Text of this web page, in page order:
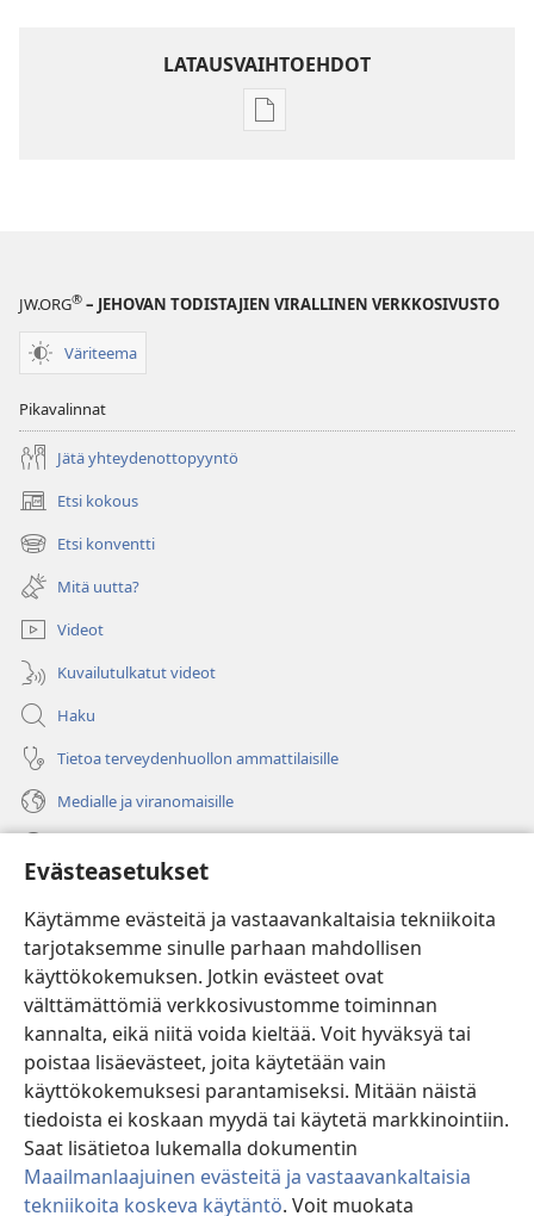
Evästeasetukset
Käytämme evästeitä ja vastaavankaltaisia tekniikoita
tarjotaksemme sinulle parhaan mahdollisen
käyttökokemuksen. Jotkin evästeet ovat
välttämättömiä verkkosivustomme toiminnan
kannalta, eikä niitä voida kieltää. Voit hyväksyä tai
poistaa lisäevästeet, joita käytetään vain
käyttökokemuksesi parantamiseksi. Mitään näistä
tiedoista ei koskaan myydä tai käytetä markkinointiin.
Saat lisätietoa lukemalla dokumentin
Maailmanlaajuinen evästeitä ja vastaavankaltaisia
tekniikoita koskeva käytäntö. Voit muokata
LATAUSVAIHTOEHDOT
Julkaisujen
JW.ORG® – JEHOVAN TODISTAJIEN VIRALLINEN VERKKOSIVUSTO
Väriteema
Pikavalinnat
Jätä yhteydenottopyyntö
Etsi kokous
(avaa
uuden
ikkunan)
Etsi konventti
(avaa
uuden
ikkunan)
Mitä uutta?
Videot
Kuvailutulkatut videot
Haku
Tietoa terveydenhuollon ammattilaisille
Medialle ja viranomaisille
(avaa
uuden
ikkunan)Vartiotornin VERKKOKIRJASTO
(avaa
uuden
ikkunan)JW Hub ®
(avaa
uuden
ikkunan)
®
Watchtower Library